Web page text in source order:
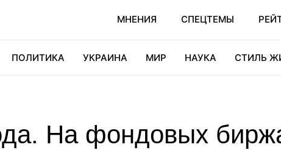
МНЕНИЯ СПЕЦТЕМЫ
ПОЛИТИКА УКРАИНА МИР НАУКА СТИЛЬ
На фондовых